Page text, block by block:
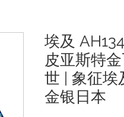
埃及
皮亚斯特
世 | 象征埃
金银日本